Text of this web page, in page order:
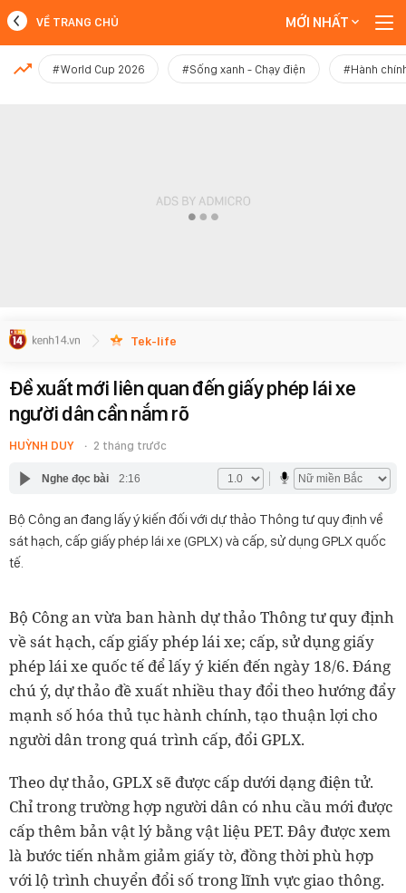
MỚI NHẤT
VỀ TRANG CHỦ MỚI NHẤT
#World Cup 2026 #Sống xanh - Chạy điện #Hành
Tek-life
Đề xuất mới liên quan đến giấy phép lái xe
người dân cần nắm rõ
HUỲNH DUY 2 tháng trước
Nghe đọc bài 2:16
Bộ Công an đang lấy ý kiến đối với dự thảo Thông tư quy định về
sát hạch, cấp giấy phép lái xe (GPLX) và cấp, sử dụng GPLX quốc
tế.
Bộ Công an vừa ban hành dự thảo Thông tư quy định
về sát hạch, cấp giấy phép lái xe; cấp, sử dụng giấy
phép lái xe quốc tế để lấy ý kiến đến ngày 18/6. Đáng
chú ý, dự thảo đề xuất nhiều thay đổi theo hướng đẩy
mạnh số hóa thủ tục hành chính, tạo thuận lợi cho
người dân trong quá trình cấp, đổi GPLX.
Theo dự thảo, GPLX sẽ được cấp dưới dạng điện tử.
Chỉ trong trường hợp người dân có nhu cầu mới được
cấp thêm bản vật lý bằng vật liệu PET. Đây được xem
là bước tiến nhằm giảm giấy tờ, đồng thời phù hợp
với lộ trình chuyển đổi số trong lĩnh vực giao thông.